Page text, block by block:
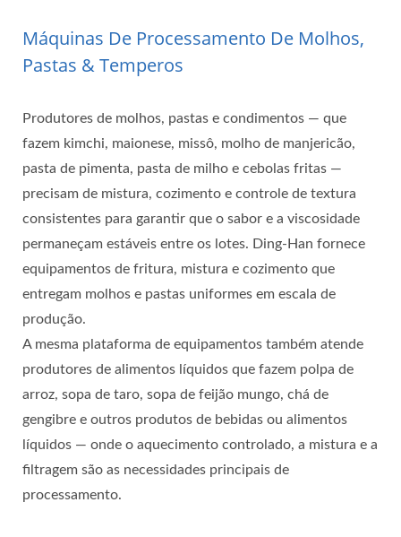
Máquinas De Processamento De Molhos,
Pastas & Temperos
Produtores de molhos, pastas e condimentos — que
fazem kimchi, maionese, missô, molho de manjericão,
pasta de pimenta, pasta de milho e cebolas fritas —
precisam de mistura, cozimento e controle de textura
consistentes para garantir que o sabor e a viscosidade
permaneçam estáveis entre os lotes. Ding-Han fornece
equipamentos de fritura, mistura e cozimento que
entregam molhos e pastas uniformes em escala de
produção.
A mesma plataforma de equipamentos também atende
produtores de alimentos líquidos que fazem polpa de
arroz, sopa de taro, sopa de feijão mungo, chá de
gengibre e outros produtos de bebidas ou alimentos
líquidos — onde o aquecimento controlado, a mistura e a
filtragem são as necessidades principais de
processamento.